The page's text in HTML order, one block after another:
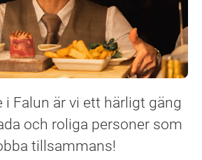
i Falun är vi ett härligt gäng
och roliga personer som
tillsammans!